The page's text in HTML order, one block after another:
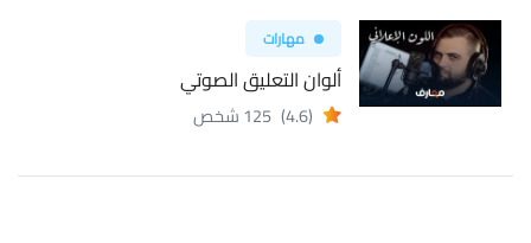
مهارات
ألوان التعليق الصوتي
(4.6) 125 شخص